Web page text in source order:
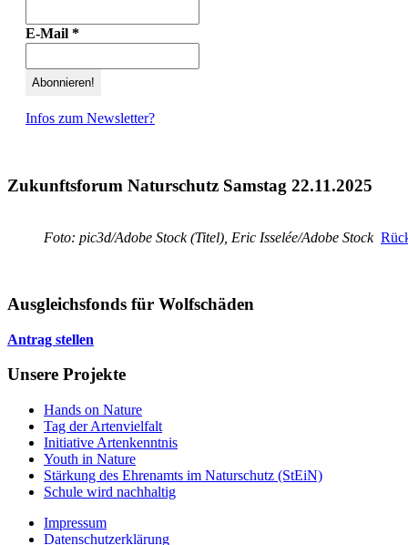
E-Mail *
Infos zum Newsletter?
Zukunftsforum Naturschutz Samstag 22.11.2025
Foto: pic3d/Adobe Stock (Titel), Eric Isselée/Adobe Stock
Ausgleichsfonds für Wolfschäden
Antrag stellen
Unsere Projekte
Hands on Nature
Tag der Artenvielfalt
Initiative Artenkenntnis
Youth in Nature
Stärkung des Ehrenamts im Naturschutz (StEiN)
Schule wird nachhaltig
Impressum
Datenschutzerklärung